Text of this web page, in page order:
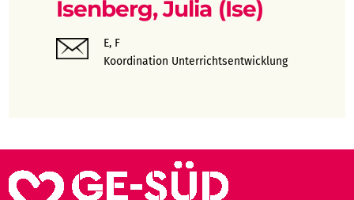
Isenberg, Julia (Ise)
E, F
Koordination Unterrichtsentwicklung